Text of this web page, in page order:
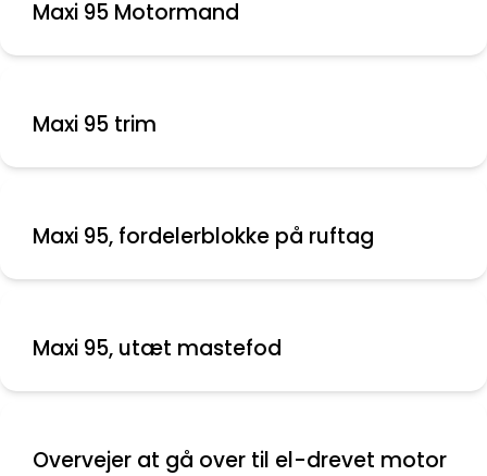
Maxi 95 Motormand
Maxi 95 trim
Maxi 95, fordelerblokke på ruftag
Maxi 95, utæt mastefod
Overvejer at gå over til el-drevet motor